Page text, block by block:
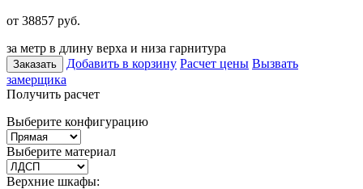
от 38857 руб.
за метр в длину верха и низа гарнитура
Заказать Добавить в корзину Расчет цены Вызвать
замерщика
Получить расчет
Выберите конфигурацию
Выберите материал
Верхние шкафы: